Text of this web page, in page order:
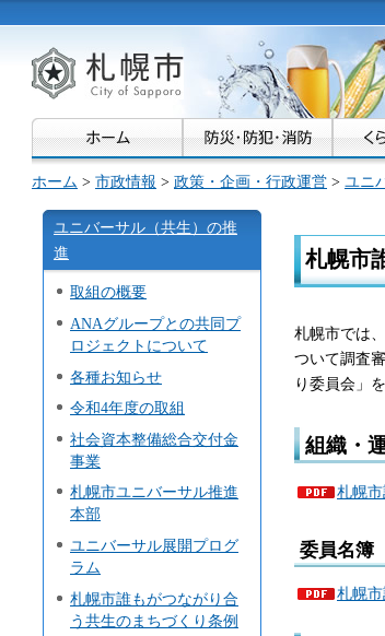
札幌市
ホーム > 市政情報 > 政策・企画・行政運営 > ユニ
ユニバーサル（共生）の推
進
取組の概要
ANAグループとの共同プ
ロジェクトについて
各種お知らせ
令和4年度の取組
社会資本整備総合交付金
事業
札幌市ユニバーサル推進
本部
ユニバーサル展開プログ
ラム
札幌市誰もがつながり合
う共生のまちづくり条例
札幌市
札幌市では
ついて調査
り委員会」
組織・
札幌
委員名簿
札幌